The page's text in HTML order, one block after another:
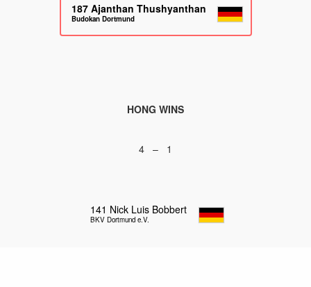
187 Ajanthan Thushyanthan
Budokan Dortmund
HONG WINS
4 – 1
141 Nick Luis Bobbert
BKV Dortmund e.V.